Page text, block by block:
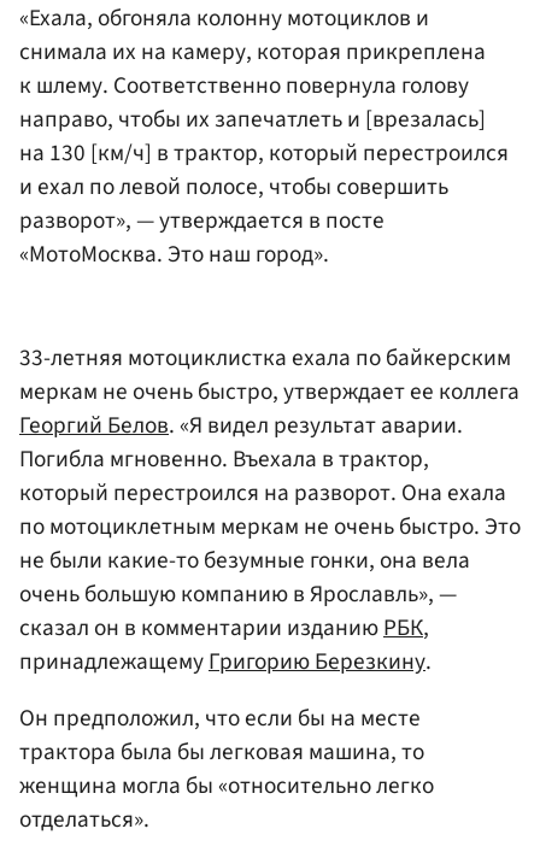
«Ехала, обгоняла колонну мотоциклов и
снимала их на камеру, которая прикреплена
к шлему. Соответственно повернула голову
направо, чтобы их запечатлеть и [врезалась]
на 130 [км/ч] в трактор, который перестроился
и ехал по левой полосе, чтобы совершить
разворот», — утверждается в посте
«МотоМосква. Это наш город».
33-летняя мотоциклистка ехала по байкерским
меркам не очень быстро, утверждает ее коллега
Георгий Белов. «Я видел результат аварии.
Погибла мгновенно. Въехала в трактор,
который перестроился на разворот. Она ехала
по мотоциклетным меркам не очень быстро. Это
не были какие-то безумные гонки, она вела
очень большую компанию в Ярославль», —
сказал он в комментарии изданиюРБК,
принадлежащемуГригорию Березкину.
Он предположил, что если бы на месте
трактора была бы легковая машина, то
женщина могла бы «относительно легко
отделаться».